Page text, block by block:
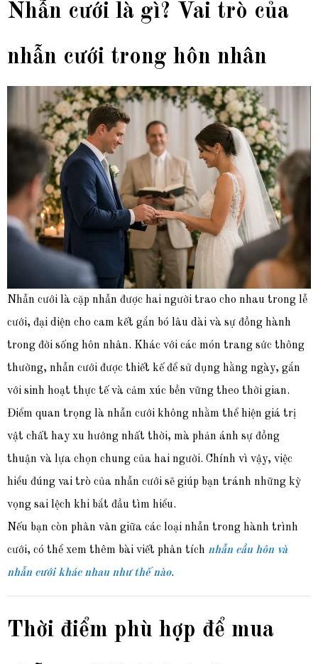
Nhẫn cưới là gì? Vai trò của
nhẫn cưới trong hôn nhân
Nhẫn cưới là cặp nhẫn được hai người trao cho nhau trong lễ
cưới, đại diện cho cam kết gắn bó lâu dài và sự đồng hành
trong đời sống hôn nhân. Khác với các món trang sức thông
thường, nhẫn cưới được thiết kế để sử dụng hằng ngày, gắn
với sinh hoạt thực tế và cảm xúc bền vững theo thời gian.
Điểm quan trọng là nhẫn cưới không nhằm thể hiện giá trị
vật chất hay xu hướng nhất thời, mà phản ánh sự đồng
thuận và lựa chọn chung của hai người. Chính vì vậy, việc
hiểu đúng vai trò của nhẫn cưới sẽ giúp bạn tránh những kỳ
vọng sai lệch khi bắt đầu tìm hiểu.
Nếu bạn còn phân vân giữa các loại nhẫn trong hành trình
cưới, có thể xem thêm bài viết phân tích nhẫn cầu hôn và
nhẫn cưới khác nhau như thế nào.
Thời điểm phù hợp để mua